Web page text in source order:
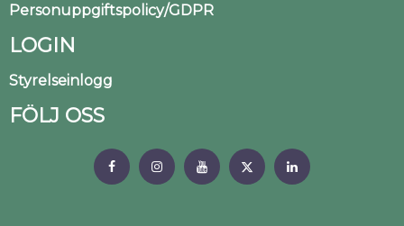
Personuppgiftspolicy/GDPR
LOGIN
Styrelseinlogg
FÖLJ OSS